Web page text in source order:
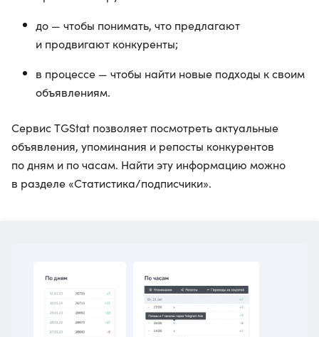
до — чтобы понимать, что предлагают
и продвигают конкуренты;
в процессе — чтобы найти новые подходы к своим
объявлениям.
Сервис TGStat позволяет посмотреть актуальные
объявления, упоминания и репосты конкурентов
по дням и по часам. Найти эту информацию можно
в разделе «Статистика/подписчики».